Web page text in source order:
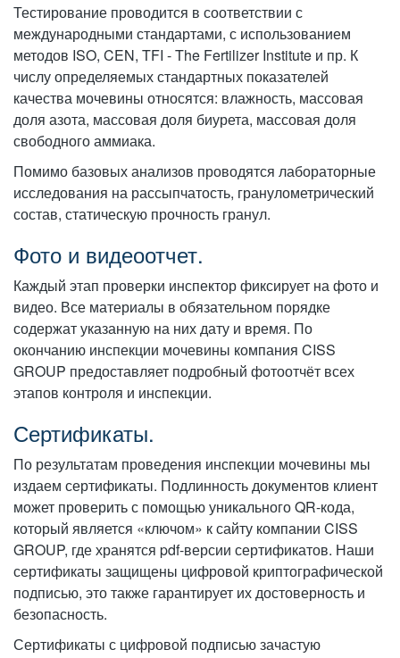
Тестирование проводится в соответствии с
международными стандартами, с использованием
методов ISO, CEN, TFI - The Fertilizer Institute и пр. К
числу определяемых стандартных показателей
качества мочевины относятся: влажность, массовая
доля азота, массовая доля биурета, массовая доля
свободного аммиака.
Помимо базовых анализов проводятся лабораторные
исследования на рассыпчатость, гранулометрический
состав, статическую прочность гранул.
Фото и видеоотчет.
Каждый этап проверки инспектор фиксирует на фото и
видео. Все материалы в обязательном порядке
содержат указанную на них дату и время. По
окончанию инспекции мочевины компания CISS
GROUP предоставляет подробный фотоотчёт всех
этапов контроля и инспекции.
Сертификаты.
По результатам проведения инспекции мочевины мы
издаем сертификаты. Подлинность документов клиент
может проверить с помощью уникального QR-кода,
который является «ключом» к сайту компании CISS
GROUP, где хранятся pdf-версии сертификатов. Наши
сертификаты защищены цифровой криптографической
подписью, это также гарантирует их достоверность и
безопасность.
Сертификаты с цифровой подписью зачастую